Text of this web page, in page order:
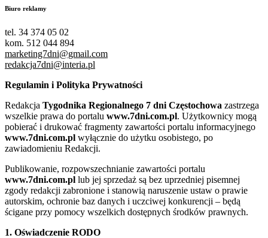
Biuro reklamy
tel. 34 374 05 02
kom. 512 044 894
marketing7dni@gmail.com
redakcja7dni@interia.pl
Regulamin i Polityka Prywatności
Redakcja Tygodnika Regionalnego 7 dni Częstochowa zastrzega
wszelkie prawa do portalu www.7dni.com.pl. Użytkownicy mogą
pobierać i drukować fragmenty zawartości portalu informacyjnego
www.7dni.com.pl wyłącznie do użytku osobistego, po
zawiadomieniu Redakcji.
Publikowanie, rozpowszechnianie zawartości portalu
www.7dni.com.pl lub jej sprzedaż są bez uprzedniej pisemnej
zgody redakcji zabronione i stanowią naruszenie ustaw o prawie
autorskim, ochronie baz danych i uczciwej konkurencji – będą
ścigane przy pomocy wszelkich dostępnych środków prawnych.
1. Oświadczenie RODO